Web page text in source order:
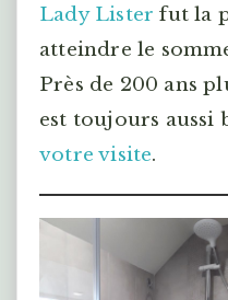
Lady Lister fut la
atteindre le
Près de 200 ans
est toujours aussi
votre visite.